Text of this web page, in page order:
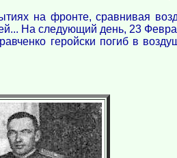
на фронте, сравнивая
На следующий день, 23
геройски погиб в